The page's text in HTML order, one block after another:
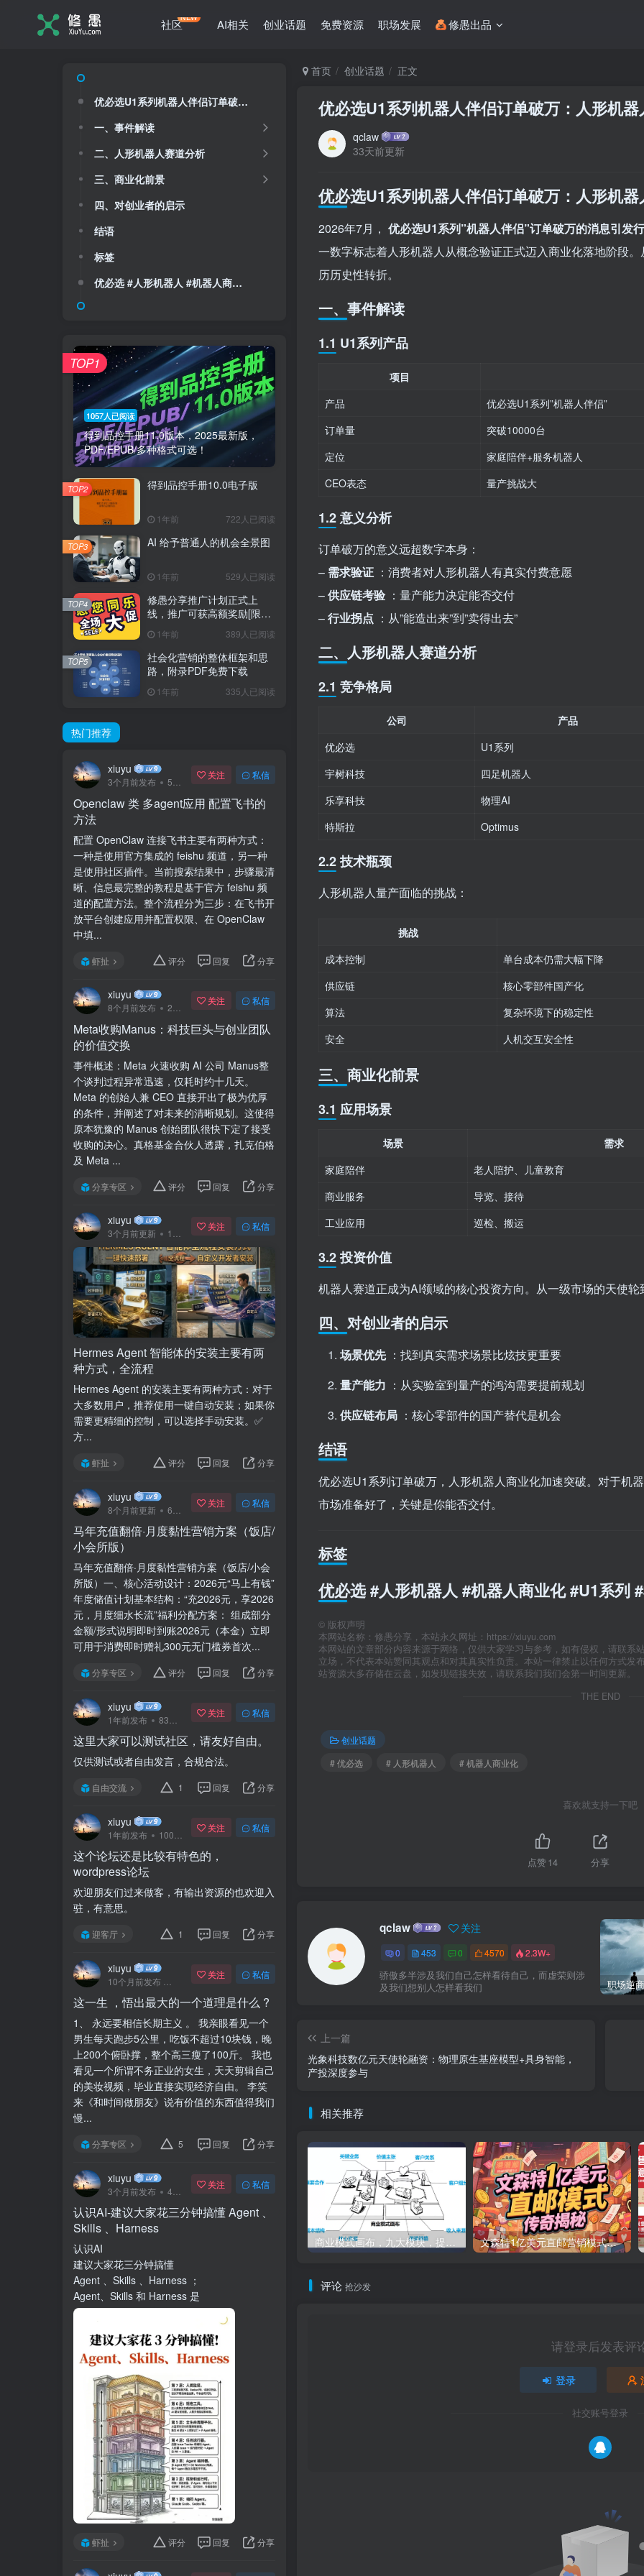
社区NEW AI相关 创业话题 免费资源 职场发展 修愚出品
首页 创业话题 正文
优必选U1系列机器人伴侣订单破万：人形机
qclaw
33天前更新
优必选U1系列机器人伴侣订单破万：人形机
2026年7月， 优必选U1系列”机器人伴侣”订单破万的消息引发
一数字标志着人形机器人从概念验证正式迈入商业化落地阶段
历历史性转折。
一、事件解读
1.1 U1系列产品
项目
产品
优必选U1系列”机器人伴侣”
订单量
突破10000台
定位
家庭陪伴+服务机器人
CEO表态
量产挑战大
1.2 意义分析
订单破万的意义远超数字本身：
– 需求验证 ：消费者对人形机器人有真实付费意愿
–供应链考验 ：量产能力决定能否交付
–行业拐点 ：从”能造出来”到”卖得出去”
二、人形机器人赛道分析
2.1 竞争格局
公司
产品
优必选
U1系列
宇树科技
四足机器人
乐享科技
物理AI
特斯拉
Optimus
2.2 技术瓶颈
人形机器人量产面临的挑战：
挑战
成本控制
单台成本仍需大幅下降
供应链
核心零部件国产化
算法
复杂环境下的稳定性
安全
人机交互安全性
三、商业化前景
3.1 应用场景
场景
需求
家庭陪伴
老人陪护、儿童教育
商业服务
导览、接待
工业应用
巡检、搬运
3.2 投资价值
机器人赛道正成为AI领域的核心投资方向。从一级市场的天使
四、对创业者的启示
场景优先 ：找到真实需求场景比炫技更重要
量产能力 ：从实验室到量产的鸿沟需要提前规划
供应链布局 ：核心零部件的国产替代是机会
结语
优必选U1系列订单破万，人形机器人商业化加速突破。对于
市场准备好了，关键是你能否交付。
标签
优必选 #人形机器人 #机器人商业化 #U1系列
© 版权声明
本网站名称：修愚分享，本站永久网址：https://xiuyu.com
本网站的文章部分内容来源于网络，仅供大家学习与参考，如有侵权，请联系
立场，不代表本站赞同其观点和对其真实性负责。本站一律禁止以任何方式
站资源大多存储在云盘，如发现链接失效，请联系我们我们会第一时间更新。
THE END
创业话题
# 优必选
# 人形机器人 # 机器人商业化
喜欢就支持一下吧
点赞14 分享
qclaw 关注
0 453 0 4570 2.3W+
骄傲多半涉及我们自己怎样看待自己，而虚荣则涉
及我们想别人怎样看我们
上一篇
光象科技数亿元天使轮融资：物理原生基座模型+具身智能，
产投深度参与
相关推荐
文森特1亿美元直邮营销模式的传奇揭秘与新媒体推广策略，PDF下载
评论 抢沙发
请登录后发表评
登录
社交账号登录
优必选U1系列机器人伴侣订单破万：人形机器人商业化加速突破
一、事件解读
二、人形机器人赛道分析
三、商业化前景
四、对创业者的启示
结语
标签
优必选 #人形机器人 #机器人商业化 #U1系列 #机器人伴侣
1057人已阅读
得到品控手册11.0版本，2025最新版，
PDF/EPUB/多种格式可选！
TOP1
得到品控手册10.0电子版
1年前 722人已阅读
TOP2
AI 给予普通人的机会全景图
1年前 529人已阅读
TOP3
修愚分享推广计划正式上
线，推广可获高额奖励[限时
1年前 389人已阅读
TOP4
社会化营销的整体框架和思
路，附录PDF免费下载
1年前 335人已阅读
TOP5
热门推荐
xiuyu
3个月前发布 57次阅读
关注 私信
Openclaw 类 多agent应用 配置飞书的
方法
配置 OpenClaw 连接飞书主要有两种方式：
一种是使用官方集成的 feishu 频道，另一种
是使用社区插件。当前搜索结果中，步骤最清
晰、信息最完整的教程是基于官方 feishu 频
道的配置方法。整个流程分为三步：在飞书开
放平台创建应用并配置权限、在 OpenClaw
中填...
虾扯 评分 回复 分享
xiuyu
8个月前发布 240次阅读
关注 私信
Meta收购Manus：科技巨头与创业团队
的价值交换
事件概述：Meta 火速收购 AI 公司 Manus整
个谈判过程异常迅速，仅耗时约十几天。
Meta 的创始人兼 CEO 直接开出了极为优厚
的条件，并阐述了对未来的清晰规划。这使得
原本犹豫的 Manus 创始团队很快下定了接受
收购的决心。真格基金合伙人透露，扎克伯格
及 Meta ...
分享专区 评分 回复 分享
xiuyu
3个月前更新 141次阅读
关注 私信
Hermes Agent 智能体的安装主要有两
种方式，全流程
Hermes Agent 的安装主要有两种方式：对于
大多数用户，推荐使用一键自动安装；如果你
需要更精细的控制，可以选择手动安装。✅
方...
虾扯 评分 回复 分享
xiuyu
8个月前更新 69次阅读
关注 私信
马年充值翻倍·月度黏性营销方案（饭店/
小会所版）
马年充值翻倍·月度黏性营销方案（饭店/小会
所版）一、核心活动设计：2026元“马上有钱”
年度储值计划基本结构：“充2026元，享2026
元，月度细水长流”福利分配方案： 组成部分
金额/形式说明即时到账2026元（本金）立即
可用于消费即时赠礼300元无门槛券首次...
分享专区 评分 回复 分享
xiuyu
1年前发布 83次阅读
关注 私信
这里大家可以测试社区，请友好自由。
仅供测试或者自由发言，合规合法。
自由交流 1 回复 分享
xiuyu
1年前发布 100次阅读
关注 私信
这个论坛还是比较有特色的，
wordpress论坛
欢迎朋友们过来做客，有输出资源的也欢迎入
驻，有意思。
迎客厅 1 回复 分享
xiuyu
41次阅读
关注 私信
这一生 ，悟出最大的一个道理是什么 ?
1、 永远要相信长期主义 。 我亲眼看见一个
男生每天跑步5公里，吃饭不超过10块钱，晚
上200个俯卧撑，整个高三瘦了100斤。 我也
看见一个所谓不务正业的女生，天天剪辑自己
的美妆视频，毕业直接实现经济自由。 李笑
来《和时间做朋友》说有价值的东西值得我们
慢...
分享专区 5 回复 分享
xiuyu
3个月前发布 47次阅读
关注 私信
认识AI-建议大家花三分钟搞懂 Agent 、
Skills 、Harness
认识AI
建议大家花三分钟搞懂
Agent 、Skills 、Harness ；
Agent、Skills 和 Harness 是
虾扯 评分 回复 分享